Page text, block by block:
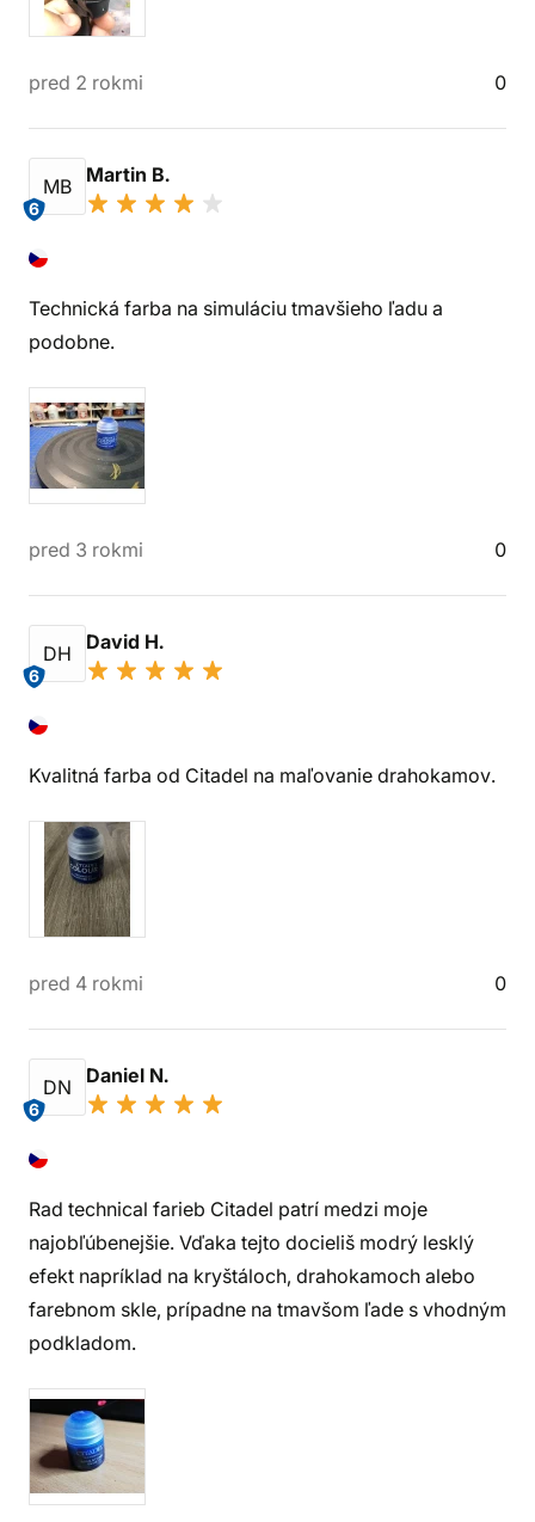
pred 2 rokmi 0
MB
6
Martin B.
Technická farba na simuláciu tmavšieho ľadu a
podobne.
pred 3 rokmi 0
DH
6
David H.
Kvalitná farba od Citadel na maľovanie drahokamov.
pred 4 rokmi 0
DN
6
Daniel N.
Rad technical farieb Citadel patrí medzi moje
najobľúbenejšie. Vďaka tejto docieliš modrý lesklý
efekt napríklad na kryštáloch, drahokamoch alebo
farebnom skle, prípadne na tmavšom ľade s vhodným
podkladom.